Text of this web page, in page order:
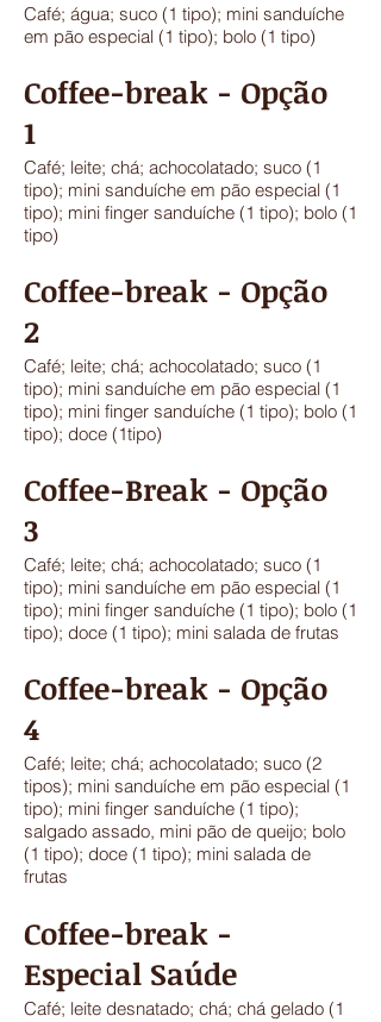
Café; água; suco (1 tipo); mini sanduíche
em pão especial (1 tipo); bolo (1 tipo)
Coffee-break - Opção
1
Café; leite; chá; achocolatado; suco (1
tipo); mini sanduíche em pão especial (1
tipo); mini finger sanduíche (1 tipo); bolo (1
tipo)
Coffee-break ​- Opção
2
Café; leite; chá; achocolatado; suco (1
tipo); mini sanduíche em pão especial (1
tipo); mini finger sanduíche (1 tipo); bolo (1
tipo); doce (1tipo)
Coffee-Break - Opção
3
Café; leite; chá; achocolatado; suco (1
tipo); mini sanduíche em pão especial (1
tipo); mini finger sanduíche (1 tipo); bolo (1
tipo); doce (1 tipo); mini salada de frutas
Coffee-break - Opção
4
Café; leite; chá; achocolatado; suco (2
tipos); mini sanduíche em pão especial (1
tipo); mini finger sanduíche (1 tipo);
salgado assado, mini pão de queijo; bolo
(1 tipo); doce (1 tipo); mini salada de
frutas
Coffee-break -
Especial Saúde
Café; leite desnatado; chá; chá gelado (1